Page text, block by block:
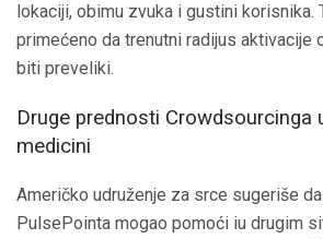
lokaciji, obimu zvuka i gustini korisnika.
primećeno da trenutni radijus aktivacije
biti preveliki.
Druge prednosti Crowdsourcinga
medicini
Američko udruženje za srce sugeriše
PulsePointa mogao pomoći iu drugim